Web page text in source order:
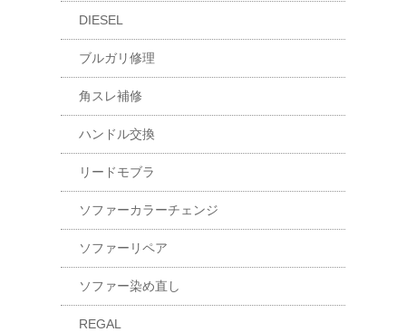
DIESEL
ブルガリ修理
角スレ補修
ハンドル交換
リードモブラ
ソファーカラーチェンジ
ソファーリペア
ソファー染め直し
REGAL